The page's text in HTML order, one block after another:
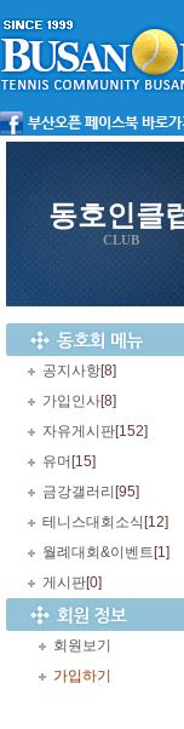
동호인클
CLUB
공지사항[8]
가입인사[8]
자유게시판[152]
유머 [15]
금강갤러리 [95]
테니스대회소식 [12]
월례대회&이벤트 [1]
게시판[0]
회원보기
가입하기